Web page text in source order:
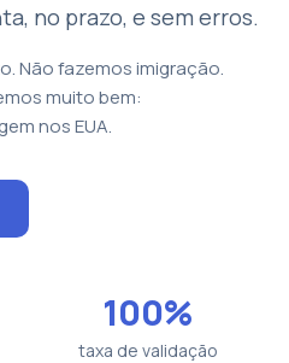
no prazo, e sem erros.
Não fazemos imigração.
muito bem:
nos EUA.
100%
taxa de validação